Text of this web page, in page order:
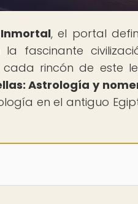
, el portal
la fascinante
rincón de este
Astrología y
en el antiguo